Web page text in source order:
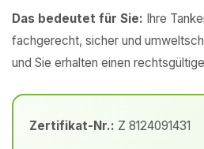
Das bedeutet für Sie: Ihre
fachgerecht, sicher und
und Sie erhalten einen
Zertifikat-Nr.: Z 8124091431